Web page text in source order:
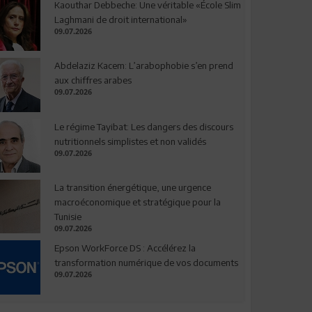
Kaouthar Debbeche: Une véritable «École Slim
Laghmani de droit international»
09.07.2026
Abdelaziz Kacem: L’arabophobie s’en prend
aux chiffres arabes
09.07.2026
Le régime Tayibat: Les dangers des discours
nutritionnels simplistes et non validés
09.07.2026
La transition énergétique, une urgence
macroéconomique et stratégique pour la
Tunisie
09.07.2026
Epson WorkForce DS : Accélérez la
transformation numérique de vos documents
09.07.2026